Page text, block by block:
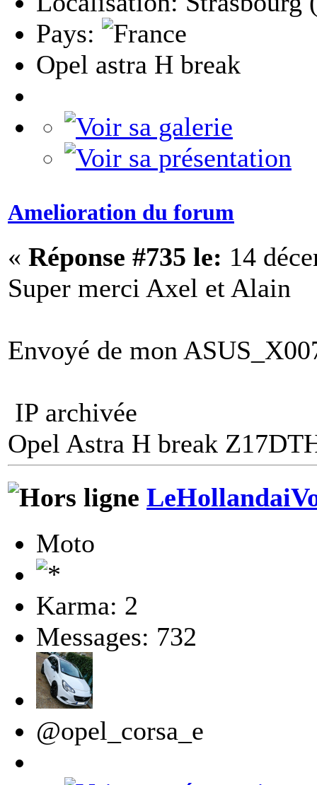
Pays:
Opel astra H break
Amelioration du forum
« Réponse #735 le: 14
Super merci Axel et Alain
Envoyé de mon
IP archivée
Opel Astra H break
Moto
Karma: 2
Messages: 732
@opel_corsa_e